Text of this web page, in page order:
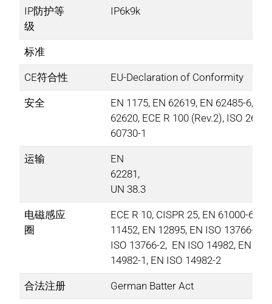
IP防护等
级​
IP6k9k
标准
CE符合性​ EU-Declaration of Conformity​
安全
EN 1175, EN 62619, EN 62485-6, EN
62620, ECE R 100 (Rev.2), ISO
60730-1​
运输
EN
62281,
UN 38.3​
电磁感应
圈
ECE R 10, CISPR 25, EN 61000-6-2,
11452, EN 12895, EN ISO 13766-1,
ISO 13766-2, EN ISO 14982, EN ISO
14982-1, EN ISO 14982-2​
合法注册 German Batter Act